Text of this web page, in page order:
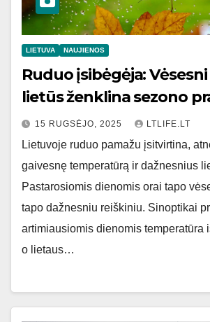
LIETUVA NAUJIENOS
Ruduo įsibėgėja:
lietūs ženklina sezono
15 RUGSĖJO, 2025 LTLIFE.LT
Lietuvoje ruduo pamažu įsitvirtina,
gaivesnę temperatūrą ir dažnesnius
Pastarosiomis dienomis orai tapo
tapo dažnesniu reiškiniu. Sinoptikai
artimiausiomis dienomis temperatūra
o lietaus…